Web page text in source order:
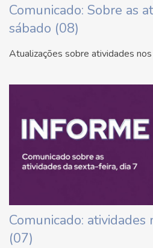
Comunicado: Sobre as
sábado (08)
Atualizações sobre atividades
Comunicado:
(07)